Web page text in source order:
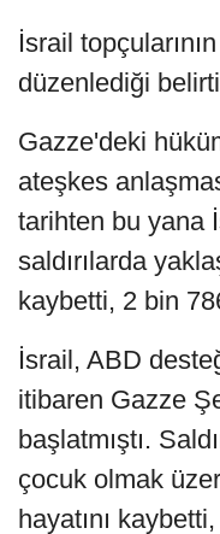
İsrail
düzenlediği
Gazze'deki
ateşkes
tarihten bu yana
saldırılarda
kaybetti, 2 bin
İsrail, ABD
itibaren Gazze
başlatmıştı.
çocuk olmak
hayatını